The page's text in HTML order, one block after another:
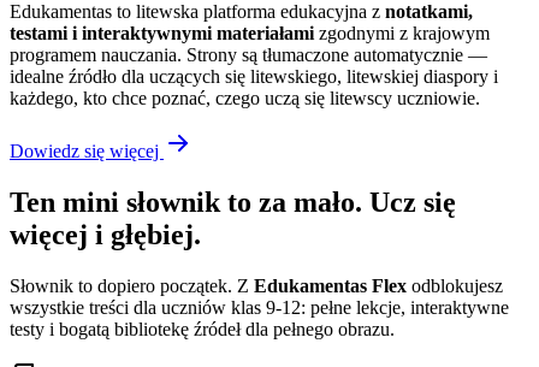
Edukamentas to litewska platforma edukacyjna z notatkami,
testami i interaktywnymi materiałami zgodnymi z krajowym
programem nauczania. Strony są tłumaczone automatycznie —
idealne źródło dla uczących się litewskiego, litewskiej diaspory i
każdego, kto chce poznać, czego uczą się litewscy uczniowie.
Dowiedz się więcej
Ten mini słownik to za mało. Ucz się
więcej i głębiej.
Słownik to dopiero początek. Z Edukamentas Flex odblokujesz
wszystkie treści dla uczniów klas 9-12: pełne lekcje, interaktywne
testy i bogatą bibliotekę źródeł dla pełnego obrazu.